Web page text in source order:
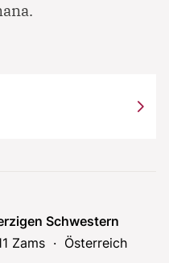
Schwestern
Zams Österreich
tempor incididunt
Ut enim ad